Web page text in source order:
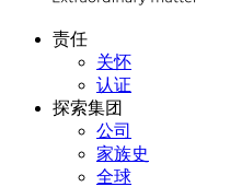
责任
关怀
认证
探索集团
公司
家族史
全球